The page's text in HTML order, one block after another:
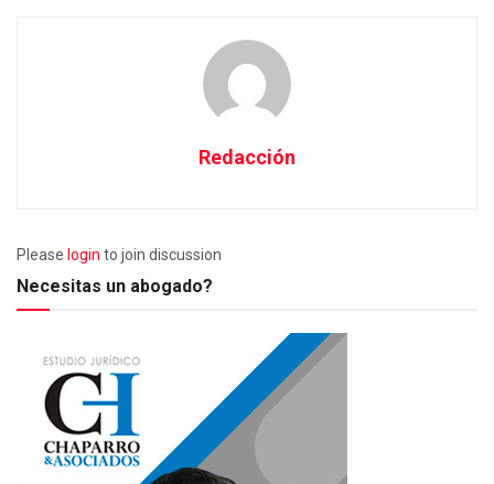
Redacción
Please login to join discussion
Necesitas un abogado?